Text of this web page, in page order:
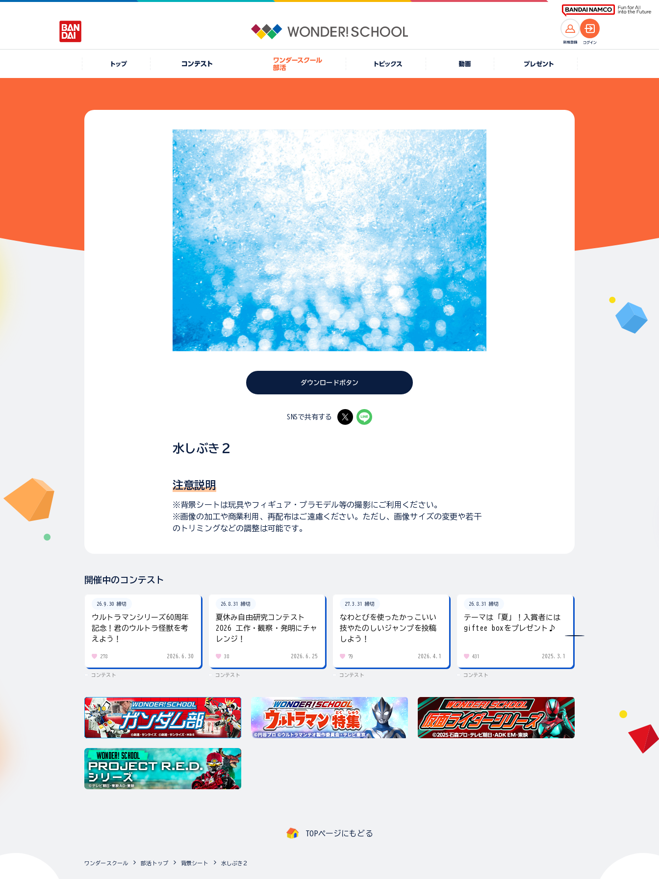
ダウンロードボタン
SNSで共有する
水しぶき２
注意説明
※背景シートは玩具やフィギュア・プラモデル等の撮影にご利用ください。
※画像の加工や商業利用、再配布はご遠慮ください。ただし、画像サイズの変更や若干
のトリミングなどの調整は可能です。
開催中のコンテスト
26.9.30 締切
ウルトラマンシリーズ60周年
記念！君のウルトラ怪獣を考
えよう！
278 2026.6.30
コンテスト
26.8.31 締切
夏休み自由研究コンテスト
2026 工作・観察・発明にチャ
レンジ！
38 2026.6.25
コンテスト
27.3.31 締切
なわとびを使ったかっこいい
技やたのしいジャンプを投稿
しよう！
79 2026.4.1
コンテスト
26.8.31 締切
テーマは「夏」！入賞者には
giftee boxをプレゼント♪
431 2025.3.1
コンテスト
TOPページにもどる
ワンダースクール 部活トップ 背景シート 水しぶき２